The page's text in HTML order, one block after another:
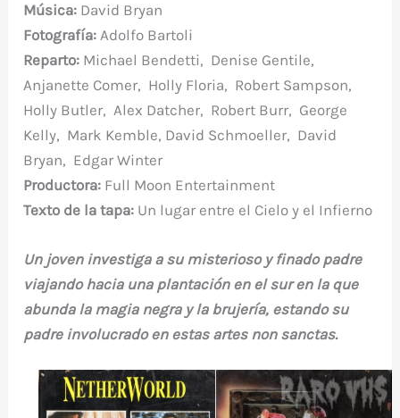
Música: David Bryan
Fotografía: Adolfo Bartoli
Reparto: Michael Bendetti, Denise Gentile,
Anjanette Comer, Holly Floria, Robert Sampson,
Holly Butler, Alex Datcher, Robert Burr, George
Kelly, Mark Kemble, David Schmoeller, David
Bryan, Edgar Winter
Productora: Full Moon Entertainment
Texto de la tapa: Un lugar entre el Cielo y el Infierno
Un joven investiga a su misterioso y finado padre
viajando hacia una plantación en el sur en la que
abunda la magia negra y la brujería, estando su
padre involucrado en estas artes non sanctas.